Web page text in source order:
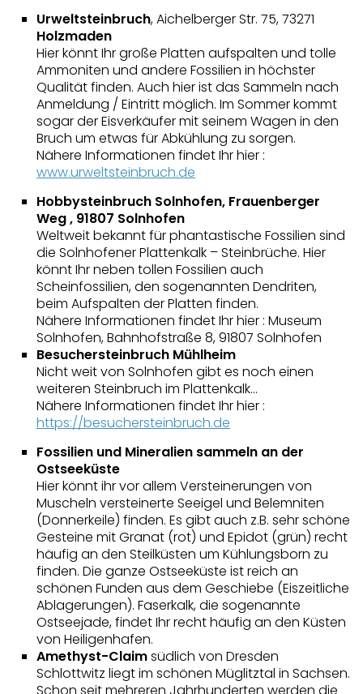
Urweltsteinbruch, Aichelberger Str. 75, 73271
Holzmaden
Hier könnt Ihr große Platten aufspalten und tolle
Ammoniten und andere Fossilien in höchster
Qualität finden. Auch hier ist das Sammeln nach
Anmeldung / Eintritt möglich. Im Sommer kommt
sogar der Eisverkäufer mit seinem Wagen in den
Bruch um etwas für Abkühlung zu sorgen.
Nähere Informationen findet Ihr hier :
www.urweltsteinbruch.de
Hobbysteinbruch Solnhofen, Frauenberger
Weg , 91807 Solnhofen
Weltweit bekannt für phantastische Fossilien sind
die Solnhofener Plattenkalk – Steinbrüche. Hier
könnt Ihr neben tollen Fossilien auch
Scheinfossilien, den sogenannten Dendriten,
beim Aufspalten der Platten finden.
Nähere Informationen findet Ihr hier : Museum
Solnhofen, Bahnhofstraße 8, 91807 Solnhofen
Besuchersteinbruch Mühlheim
Nicht weit von Solnhofen gibt es noch einen
weiteren Steinbruch im Plattenkalk…
Nähere Informationen findet Ihr hier :
https://besuchersteinbruch.de
Fossilien und Mineralien sammeln an der
Ostseeküste
Hier könnt ihr vor allem Versteinerungen von
Muscheln versteinerte Seeigel und Belemniten
(Donnerkeile) finden. Es gibt auch z.B. sehr schöne
Gesteine mit Granat (rot) und Epidot (grün) recht
häufig an den Steilküsten um Kühlungsborn zu
finden. Die ganze Ostseeküste ist reich an
schönen Funden aus dem Geschiebe (Eiszeitliche
Ablagerungen). Faserkalk, die sogenannte
Ostseejade, findet Ihr recht häufig an den Küsten
von Heiligenhafen.
Amethyst-Claimsüdlich von Dresden
Schlottwitz liegt im schönen Müglitztal in Sachsen.